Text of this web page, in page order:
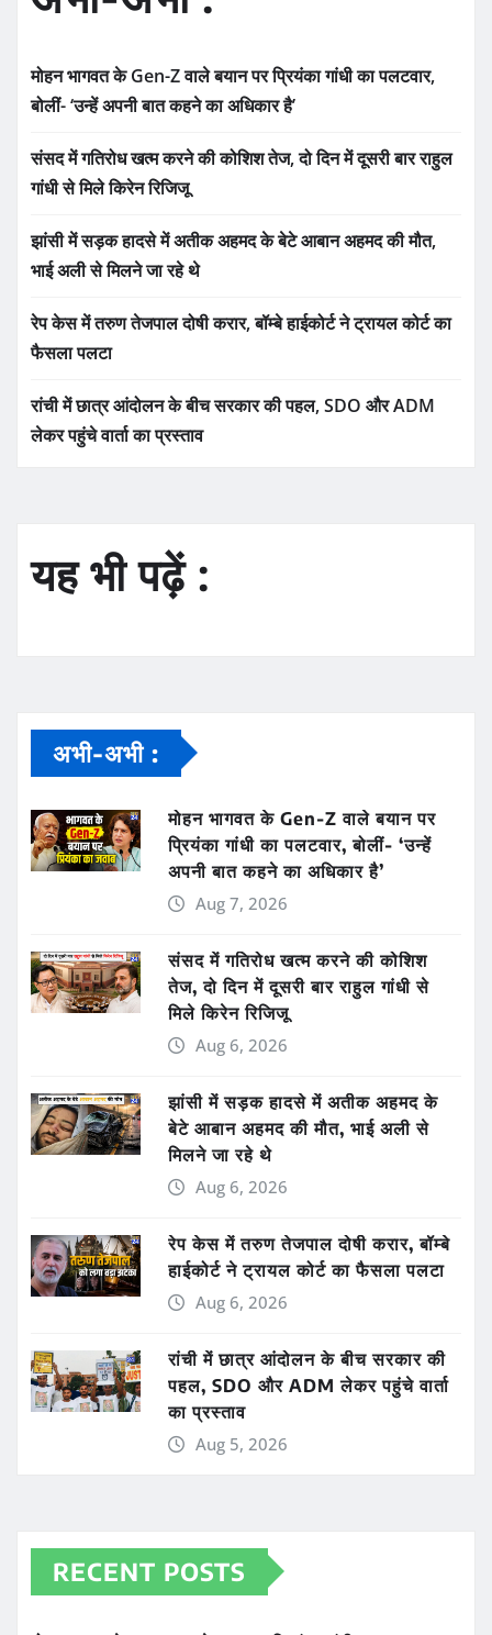
मोहन भागवत के Gen-Z वाले बयान पर प्रियंका गांधी का पलटवार,
बोलीं- ‘उन्हें अपनी बात कहने का अधिकार है’
संसद में गतिरोध खत्म करने की कोशिश तेज, दो दिन में दूसरी बार राहुल
गांधी से मिले किरेन रिजिजू
झांसी में सड़क हादसे में अतीक अहमद के बेटे आबान अहमद की मौत,
भाई अली से मिलने जा रहे थे
रेप केस में तरुण तेजपाल दोषी करार, बॉम्बे हाईकोर्ट ने ट्रायल कोर्ट का
फैसला पलटा
रांची में छात्र आंदोलन के बीच सरकार की पहल, SDO और ADM
लेकर पहुंचे वार्ता का प्रस्ताव
यह भी पढ़ें :
अभी-अभी :
मोहन भागवत के Gen-Z वाले बयान पर
प्रियंका गांधी का पलटवार, बोलीं- ‘उन्हें
अपनी बात कहने का अधिकार है’
Aug 7, 2026
संसद में गतिरोध खत्म करने की कोशिश
तेज, दो दिन में दूसरी बार राहुल गांधी से
मिले किरेन रिजिजू
Aug 6, 2026
झांसी में सड़क हादसे में अतीक अहमद के
बेटे आबान अहमद की मौत, भाई अली से
मिलने जा रहे थे
Aug 6, 2026
रेप केस में तरुण तेजपाल दोषी करार, बॉम्बे
हाईकोर्ट ने ट्रायल कोर्ट का फैसला पलटा
Aug 6, 2026
रांची में छात्र आंदोलन के बीच सरकार की
पहल, SDO और ADM लेकर पहुंचे वार्ता
का प्रस्ताव
Aug 5, 2026
RECENT POSTS